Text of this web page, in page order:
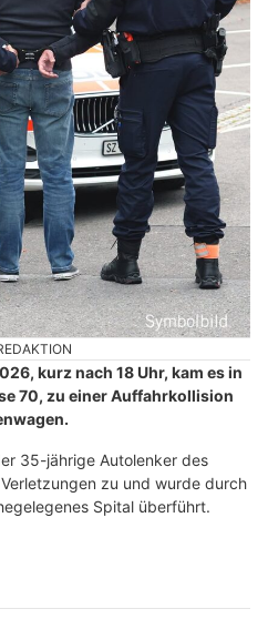
kurz nach 18 Uhr, kam es in
70, zu einer Auffahrkollision
35-jährige Autolenker des
zu und wurde durch
Spital überführt.